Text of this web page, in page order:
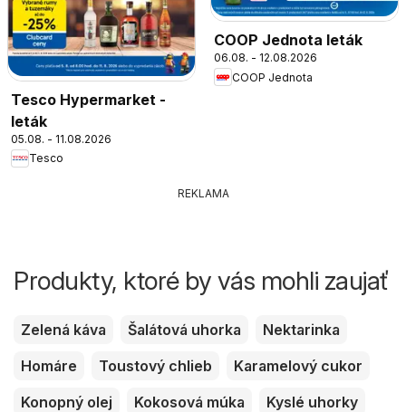
Tesco Hypermarket -
leták
05.08. - 11.08.2026
Tesco
COOP Jednota leták
06.08. - 12.08.2026
COOP Jednota
REKLAMA
Produkty, ktoré by vás mohli zaujať
Zelená káva Šalátová uhorka
Nektarinka
Homáre
Toustový chlieb
Karamelový cukor
Konopný olej
Kokosová múka
Kyslé uhorky